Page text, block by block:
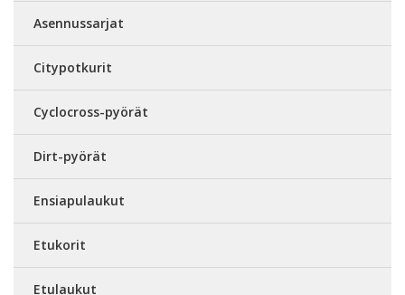
Asennussarjat
Citypotkurit
Cyclocross-pyörät
Dirt-pyörät
Ensiapulaukut
Etukorit
Etulaukut